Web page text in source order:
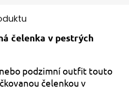
čelenka v pestrých
podzimní outfit touto
čelenkou v